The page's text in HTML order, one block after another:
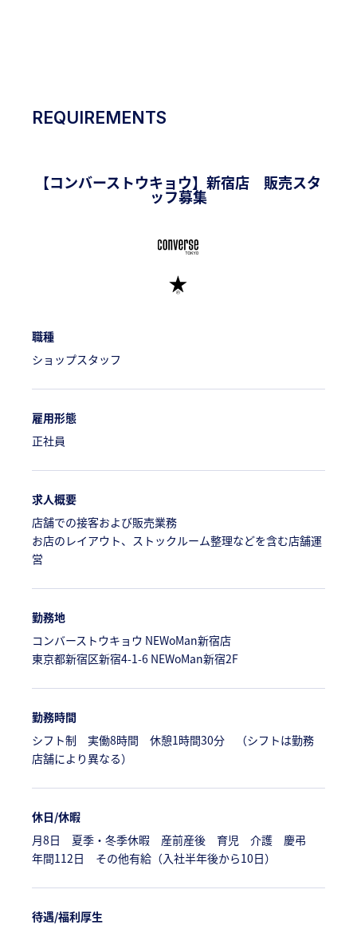
REQUIREMENTS
【コンバーストウキョウ】新宿店 販売スタ
ッフ募集
職種
ショップスタッフ
雇用形態
正社員
求人概要
店舗での接客および販売業務
お店のレイアウト、ストックルーム整理などを含む店舗運
営
勤務地
コンバーストウキョウ NEWoMan新宿店
東京都新宿区新宿4-1-6 NEWoMan新宿2F
勤務時間
シフト制 実働8時間 休憩1時間30分 （シフトは勤務
店舗により異なる）
休日/休暇
月8日 夏季・冬季休暇 産前産後 育児 介護 慶弔
年間112日 その他有給（入社半年後から10日）
待遇/福利厚生